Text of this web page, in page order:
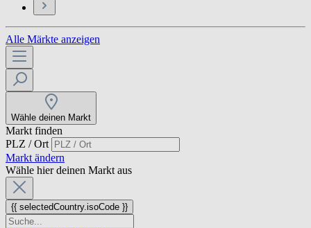
Alle Märkte anzeigen
Wähle deinen Markt
Markt finden
PLZ / Ort
Markt ändern
Wähle hier deinen Markt aus
{{ selectedCountry.isoCode }}